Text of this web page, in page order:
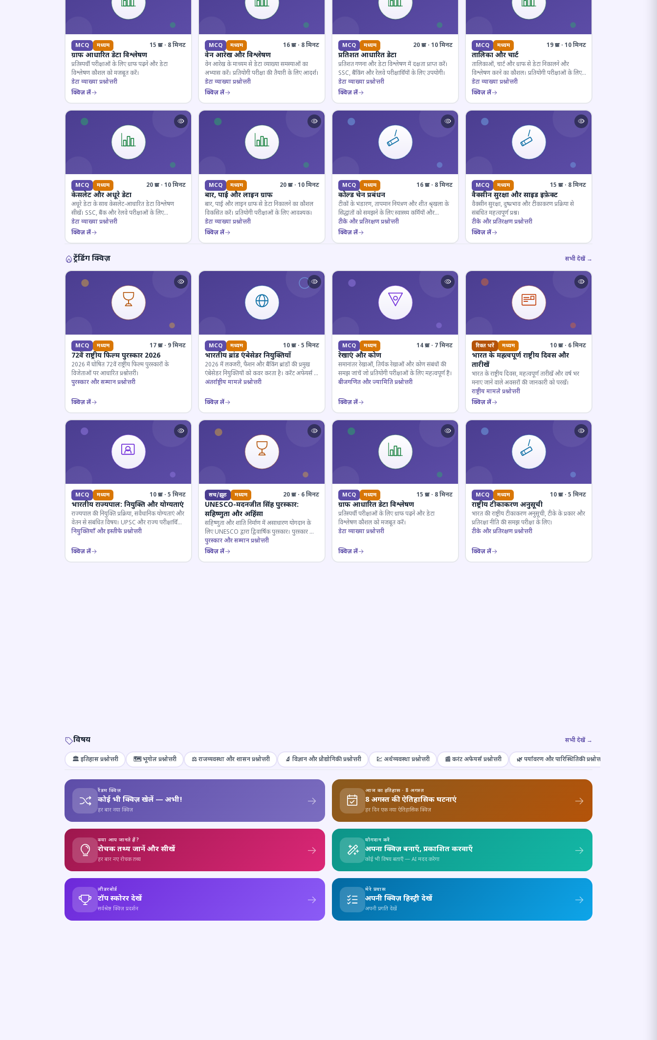
MCQ मध्यम 15 प्रश्न · 8 मिनट
ग्राफ आधारित डेटा विश्लेषण
प्रतिस्पर्धी परीक्षाओं के लिए ग्राफ पढ़ने और डेटा
विश्लेषण कौशल को मजबूत करें।
डेटा व्याख्या प्रश्नोत्तरी
क्विज़ लें
MCQ मध्यम 16 प्रश्न · 8 मिनट
वेन आरेख और विश्लेषण
वेन आरेख के माध्यम से डेटा व्याख्या समस्याओं का
अभ्यास करें। प्रतियोगी परीक्षा की तैयारी के लिए आदर्श।
डेटा व्याख्या प्रश्नोत्तरी
क्विज़ लें
MCQ मध्यम 20 प्रश्न · 10 मिनट
प्रतिशत आधारित डेटा
प्रतिशत गणना और डेटा विश्लेषण में दक्षता प्राप्त करें।
SSC, बैंकिंग और रेलवे परीक्षार्थियों के लिए उपयोगी।
डेटा व्याख्या प्रश्नोत्तरी
क्विज़ लें
MCQ मध्यम 19 प्रश्न · 10 मिनट
तालिका और चार्ट
तालिकाओं, चार्ट और ग्राफ से डेटा निकालने और
विश्लेषण करने का कौशल। प्रतियोगी परीक्षाओं के लिए
अनिवार्य।
डेटा व्याख्या प्रश्नोत्तरी
क्विज़ लें
MCQ मध्यम 20 प्रश्न · 10 मिनट
केसलेट और अधूरे डेटा
अधूरे डेटा के साथ केसलेट-आधारित डेटा विश्लेषण
सीखें। SSC, बैंक और रेलवे परीक्षाओं के लिए
महत्वपूर्ण।
डेटा व्याख्या प्रश्नोत्तरी
क्विज़ लें
MCQ मध्यम 20 प्रश्न · 10 मिनट
बार, पाई और लाइन ग्राफ
बार, पाई और लाइन ग्राफ से डेटा निकालने का कौशल
विकसित करें। प्रतियोगी परीक्षाओं के लिए आवश्यक।
डेटा व्याख्या प्रश्नोत्तरी
क्विज़ लें
MCQ मध्यम 16 प्रश्न · 8 मिनट
कोल्ड चेन प्रबंधन
टीकों के भंडारण, तापमान नियंत्रण और शीत श्रृंखला के
सिद्धांतों को समझने के लिए स्वास्थ्य कर्मियों और
परीक्षार्थियों के लिए महत्वपूर्ण।
टीके और प्रतिरक्षण प्रश्नोत्तरी
क्विज़ लें
MCQ मध्यम 15 प्रश्न · 8 मिनट
वैक्सीन सुरक्षा और साइड इफ़ेक्ट
वैक्सीन सुरक्षा, दुष्प्रभाव और टीकाकरण प्रक्रिया से
संबंधित महत्वपूर्ण प्रश्न।
टीके और प्रतिरक्षण प्रश्नोत्तरी
क्विज़ लें
ट्रेंडिंग क्विज़ सभी देखें →
MCQ मध्यम 17 प्रश्न · 9 मिनट
72वें राष्ट्रीय फिल्म पुरस्कार 2026
2026 में घोषित 72वें राष्ट्रीय फिल्म पुरस्कारों के
विजेताओं पर आधारित प्रश्नोत्तरी।
पुरस्कार और सम्मान प्रश्नोत्तरी
क्विज़ लें
MCQ मध्यम 10 प्रश्न · 5 मिनट
भारतीय ब्रांड एंबेसेडर नियुक्तियाँ
2026 में लक्जरी, फैशन और बैंकिंग ब्रांडों की प्रमुख
एंबेसेडर नियुक्तियों को कवर करता है। करेंट अफेयर्स के
लिए जरूरी।
अंतर्राष्ट्रीय मामले प्रश्नोत्तरी
क्विज़ लें
MCQ मध्यम 14 प्रश्न · 7 मिनट
रेखाएं और कोण
समानांतर रेखाओं, तिर्यक रेखाओं और कोण संबंधों की
समझ जांचें जो प्रतियोगी परीक्षाओं के लिए महत्वपूर्ण हैं।
बीजगणित और ज्यामिति प्रश्नोत्तरी
क्विज़ लें
रिक्त भरें मध्यम 10 प्रश्न · 6 मिनट
भारत के महत्वपूर्ण राष्ट्रीय दिवस और
तारीखें
भारत के राष्ट्रीय दिवस, महत्वपूर्ण तारीखें और वर्ष भर
मनाए जाने वाले अवसरों की जानकारी को परखें।
राष्ट्रीय मामले प्रश्नोत्तरी
क्विज़ लें
MCQ मध्यम 10 प्रश्न · 5 मिनट
भारतीय राज्यपाल: नियुक्ति और योग्यताएं
राज्यपाल की नियुक्ति प्रक्रिया, संवैधानिक योग्यताएं और
वेतन से संबंधित विषय। UPSC और राज्य परीक्षार्थियों
के लिए महत्वपूर्ण।
नियुक्तियाँ और इस्तीफे प्रश्नोत्तरी
क्विज़ लें
सच/झूठ मध्यम 20 प्रश्न · 6 मिनट
UNESCO-मदनजीत सिंह पुरस्कार:
सहिष्णुता और अहिंसा
सहिष्णुता और शांति निर्माण में असाधारण योगदान के
लिए UNESCO द्वारा द्विवार्षिक पुरस्कार। पुरस्कार का
इतिहास और प्राप्तकर्ता।
पुरस्कार और सम्मान प्रश्नोत्तरी
क्विज़ लें
MCQ मध्यम 15 प्रश्न · 8 मिनट
ग्राफ आधारित डेटा विश्लेषण
प्रतिस्पर्धी परीक्षाओं के लिए ग्राफ पढ़ने और डेटा
विश्लेषण कौशल को मजबूत करें।
डेटा व्याख्या प्रश्नोत्तरी
क्विज़ लें
MCQ मध्यम 10 प्रश्न · 5 मिनट
राष्ट्रीय टीकाकरण अनुसूची
भारत की राष्ट्रीय टीकाकरण अनुसूची, टीके के प्रकार और
प्रतिरक्षा नीति की समझ परीक्षा के लिए।
टीके और प्रतिरक्षण प्रश्नोत्तरी
क्विज़ लें
विषय सभी देखें →
🏛️ इतिहास प्रश्नोत्तरी 🗺️ भूगोल प्रश्नोत्तरी ⚖️ राजव्यवस्था और शासन प्रश्नोत्तरी 🔬 विज्ञान और प्रौद्योगिकी प्रश्नोत्तरी 💹 अर्थव्यवस्था प्रश्नोत्तरी 📰 करंट अफेयर्स प्रश्नोत्तरी 🌿 पर्यावरण और पारिस्थितिकी प्रश्नोत्तरी
रैंडम क्विज़
कोई भी क्विज़ खेलें — अभी!
हर बार नया क्विज़
आज का इतिहास · 8 अगस्त
8 अगस्त की ऐतिहासिक घटनाएं
हर दिन एक नया ऐतिहासिक क्विज़
क्या आप जानते हैं?
रोचक तथ्य जानें और सीखें
हर बार नए रोचक तथ्य
योगदान करें
अपना क्विज़ बनाएँ, प्रकाशित करवाएँ
कोई भी विषय बताएँ — AI मदद करेगा
लीडरबोर्ड
टॉप स्कोरर देखें
सर्वश्रेष्ठ क्विज़ प्रदर्शन
मेरे प्रयास
अपनी क्विज़ हिस्ट्री देखें
अपनी प्रगति देखें